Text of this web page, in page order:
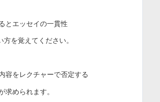
とエッセイの一貫性
を覚えてください。
をレクチャーで否定する
められます。